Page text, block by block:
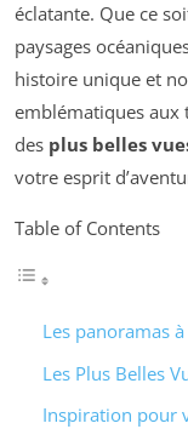
éclatante. Que ce
paysages
histoire unique et
emblématiques aux
des plus belles
votre esprit
Table of Contents
Les panoramas
Les Plus Belles
Inspiration pour